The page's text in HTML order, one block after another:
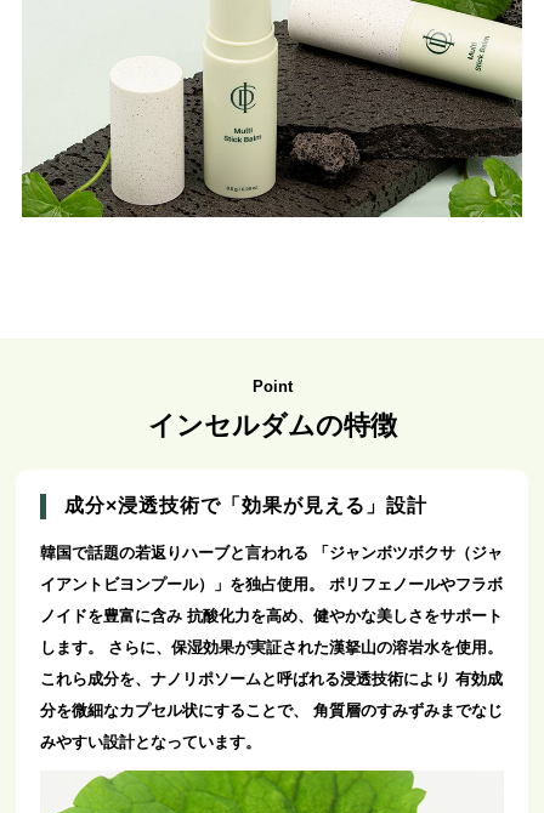
Point
インセルダムの特徴
成分×浸透技術で「効果が見える」設計
韓国で話題の若返りハーブと言われる 「ジャンボツボクサ（ジャ
イアントビヨンプール）」を独占使用。
ポリフェノールやフラボ
ノイドを豊富に含み 抗酸化力を高め、健やかな美しさをサポート
します。
さらに、保湿効果が実証された漢拏山の溶岩水を使用。
これら成分を、ナノリポソームと呼ばれる浸透技術により 有効成
分を微細なカプセル状にすることで、
角質層のすみずみまでなじ
みやすい設計となっています。